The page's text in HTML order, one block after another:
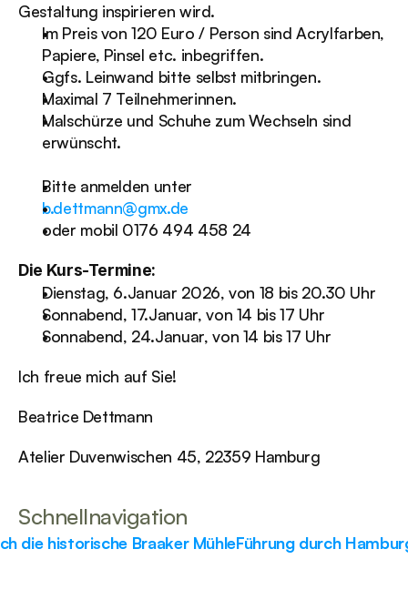
Gestaltung inspirieren wird.
Im Preis von 120 Euro / Person sind Acrylfarben,
Papiere, Pinsel etc. inbegriffen.
Ggfs. Leinwand bitte selbst mitbringen.
Maximal 7 Teilnehmerinnen.
Malschürze und Schuhe zum Wechseln sind
erwünscht.
Bitte anmelden unter
b.dettmann@gmx.de
oder mobil 0176 494 458 24
Die Kurs-Termine:
Dienstag, 6.Januar 2026, von 18 bis 20.30 Uhr
Sonnabend, 17.Januar, von 14 bis 17 Uhr
Sonnabend, 24.Januar, von 14 bis 17 Uhr
Ich freue mich auf Sie!
Beatrice Dettmann
Atelier Duvenwischen 45, 22359 Hamburg
Schnellnavigation
die historische Braaker MühleFührung durch